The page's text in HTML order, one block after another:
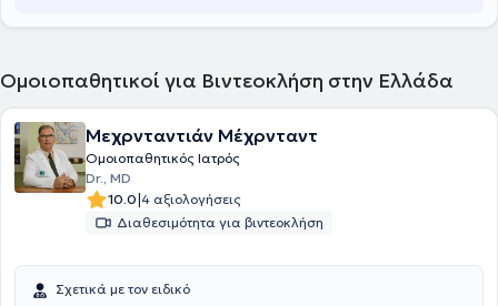
Ομοιοπαθητικοί για Βιντεοκλήση στην Ελλάδα
Μεχρνταντιάν Μέχρνταντ
Ομοιοπαθητικός Ιατρός
Dr., MD
10.0|4 αξιολογήσεις
Διαθεσιμότητα για βιντεοκλήση
Σχετικά με τον ειδικό